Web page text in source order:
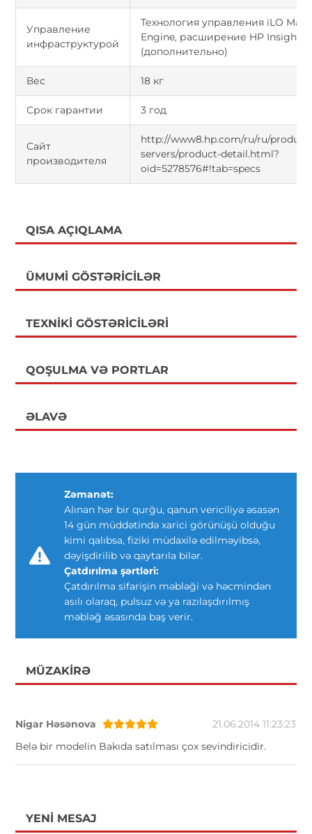
Управление
инфраструктурой
Технология управления iLO
Engine, расширение HP Insight
(дополнительно)
Вес 18 кг
Срок гарантии 3 год
Сайт
производителя
http://www8.hp.com/ru/ru/
servers/product-detail.html?
oid=5278576#!tab=specs
QISA AÇIQLAMA
ÜMUMI GÖSTƏRICILƏR
TEXNIKI GÖSTƏRICILƏRI
QOŞULMA VƏ PORTLAR
ƏLAVƏ
Zəmanət:
Alınan hər bir qurğu, qanun vericiliyə əsasən
14 gün müddətində xarici görünüşü olduğu
kimi qalıbsa, fiziki müdaxilə edilməyibsə,
dəyişdirilib və qaytarıla bilər.
Çatdırılma şərtləri:
Çatdırılma sifarişin məbləği və həcmindən
asılı olaraq, pulsuz və ya razılaşdırılmış
məbləğ əsasında baş verir.
MÜZAKIRƏ
Nigar Həsənova
21.06.2014 11:23:23
Belə bir modelin Bakıda satılması çox sevindiricidir.
YENI MESAJ